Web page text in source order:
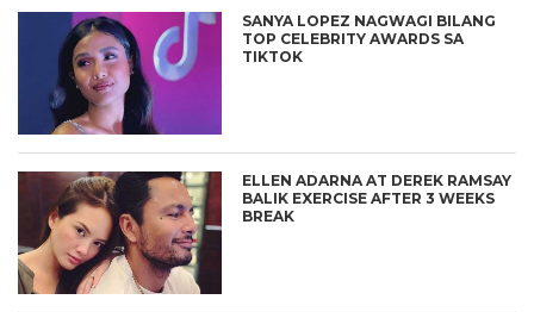
SANYA LOPEZ NAGWAGI BILANG
TOP CELEBRITY AWARDS SA
TIKTOK
ELLEN ADARNA AT DEREK RAMSAY
BALIK EXERCISE AFTER 3 WEEKS
BREAK